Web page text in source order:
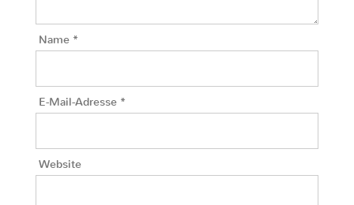
Name *
E-Mail-Adresse *
Website